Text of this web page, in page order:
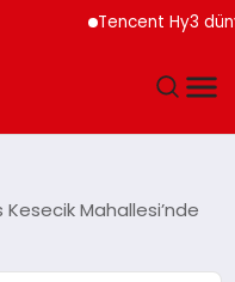
Tencent Hy3
Mahallesi’nde